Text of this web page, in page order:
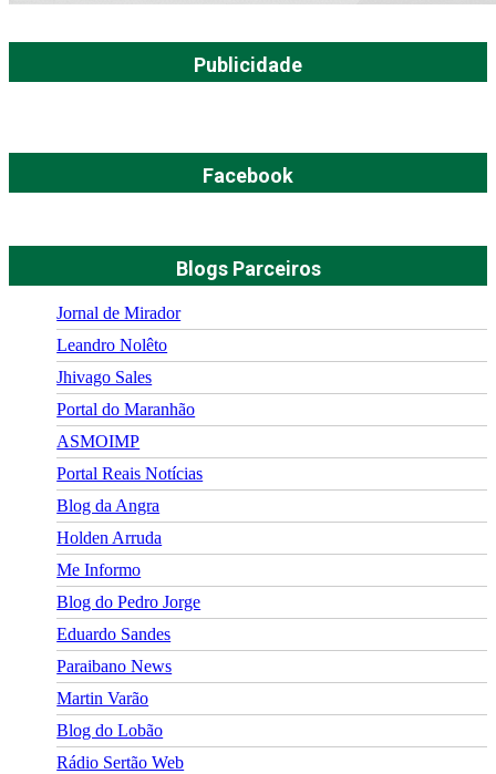
Publicidade
Facebook
Blogs Parceiros
Jornal de Mirador
Leandro Nolêto
Jhivago Sales
Portal do Maranhão
ASMOIMP
Portal Reais Notí­cias
Blog da Angra
Holden Arruda
Me Informo
Blog do Pedro Jorge
Eduardo Sandes
Paraibano News
Martin Varão
Blog do Lobão
Rádio Sertão Web